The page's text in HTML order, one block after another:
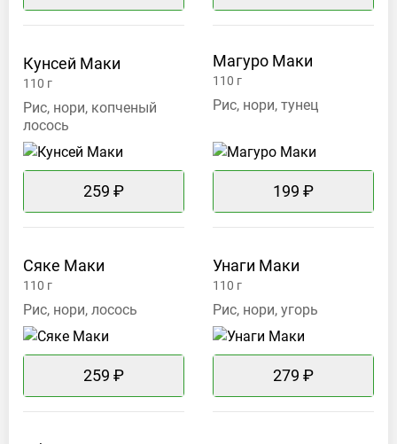
Кунсей Маки
110 г
Рис, нори, копченый
лосось
259 ₽
Магуро Маки
110 г
Рис, нори, тунец
199 ₽
Сяке Маки
110 г
Рис, нори, лосось
259 ₽
Унаги Маки
110 г
Рис, нори, угорь
279 ₽